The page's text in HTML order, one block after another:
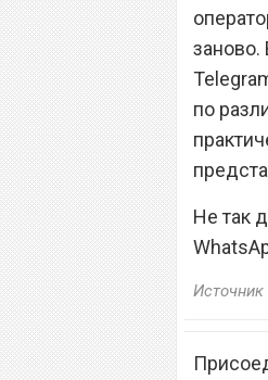
заново.
по
Не так